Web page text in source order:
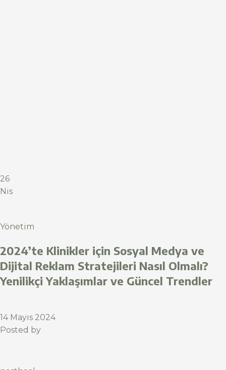
26
Nis
Yönetim
2024’te Klinikler için Sosyal Medya ve
Dijital Reklam Stratejileri Nasıl Olmalı?
Yenilikçi Yaklaşımlar ve Güncel Trendler
14 Mayıs 2024
Posted by